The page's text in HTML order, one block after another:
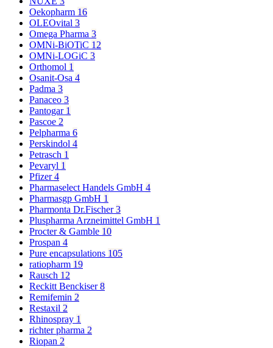
Oekopharm 16
OLEOvital 3
Omega Pharma 3
OMNi-BiOTiC 12
OMNi-LOGiC 3
Orthomol 1
Osanit-Osa 4
Padma 3
Panaceo 3
Pantogar 1
Pascoe 2
Pelpharma 6
Perskindol 4
Petrasch 1
Pevaryl 1
Pfizer4
Pharmaselect Handels GmbH 4
Pharmasgp GmbH 1
Pharmonta Dr.Fischer3
Pluspharma Arzneimittel GmbH 1
Procter & Gamble 10
Prospan 4
Pure encapsulations 105
ratiopharm 19
Rausch 12
Reckitt Benckiser8
Remifemin 2
Restaxil 2
Rhinospray 1
richter pharma 2
Riopan 2